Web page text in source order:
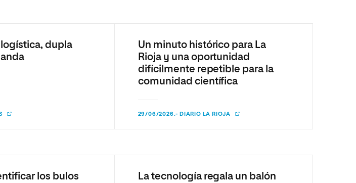
dupla
Un minuto histórico para La
Rioja y una oportunidad
difícilmente repetible para la
comunidad científica
29/06/2026.- DIARIO LA RIOJA
los bulos
La tecnología regala un balón